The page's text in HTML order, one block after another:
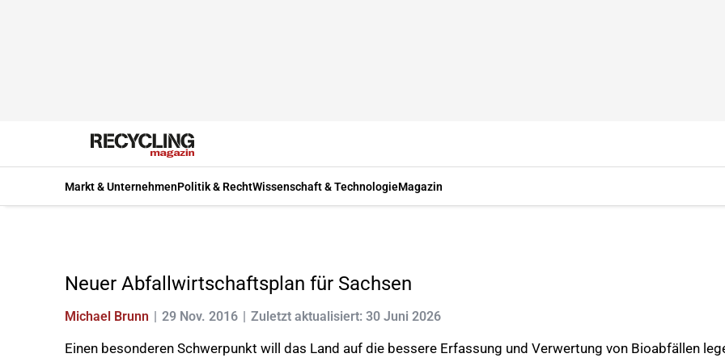
Markt & UnternehmenPolitik & RechtWissenschaft & TechnologieMagazin
Neuer Abfallwirtschaftsplan für Sachsen
Michael Brunn 29 Nov. 2016 Zuletzt aktualisiert: 30 Juni 2026
Einen besonderen Schwerpunkt will das Land auf die bessere Erfassung und Verwertung von Bioabfällen